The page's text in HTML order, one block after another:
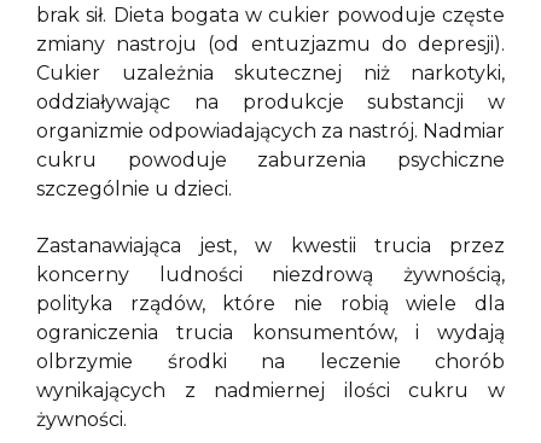
brak sił. Dieta bogata w cukier powoduje częste
zmiany nastroju (od entuzjazmu do depresji).
Cukier uzależnia skutecznej niż narkotyki,
oddziaływając na produkcje substancji w
organizmie odpowiadających za nastrój. Nadmiar
cukru powoduje zaburzenia psychiczne
szczególnie u dzieci.
Zastanawiająca jest, w kwestii trucia przez
koncerny ludności niezdrową żywnością,
polityka rządów, które nie robią wiele dla
ograniczenia trucia konsumentów, i wydają
olbrzymie środki na leczenie chorób
wynikających z nadmiernej ilości cukru w
żywności.